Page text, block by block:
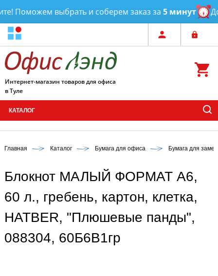
Поможем выбрать и соберем заказ за 5 минут
Интернет-магазин товаров для офиса
в Туле
КАТАЛОГ
Главная Каталог Бумага для офиса Бумага для
Блокнот МАЛЫЙ ФОРМАТ А6,
60 л., гребень, картон, клетка,
HATBER, "Плюшевые панды",
088304, 60Б6В1гр